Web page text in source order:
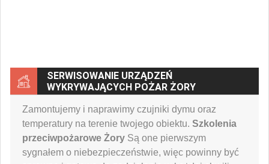
SERWISOWANIE URZĄDZEŃ
WYKRYWAJĄCYCH POŻAR ŻORY
Zamontujemy i naprawimy czujniki dymu oraz
temperatury na terenie twojego obiektu. Szkolenia
przeciwpożarowe Żory Są one pierwszym
sygnałem o niebezpieczeństwie, więc powinny być